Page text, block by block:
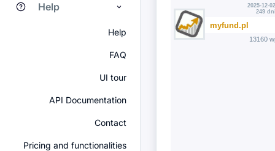
Help
Help
FAQ
UI tour
API Documentation
Contact
Pricing and functionalities
2025-12-
249
myfund.pl
13160